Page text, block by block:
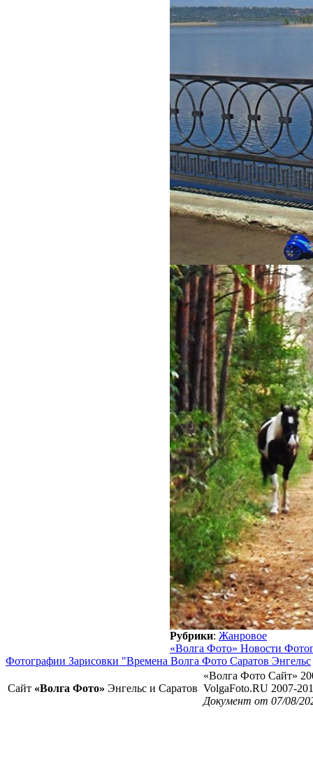
Рубрики: Жанровое
«Волга Фото» Новости
Фотографии Зарисовки "Времена Волга Фото Саратов Энгельс
Сайт «Волга Фото» Энгельс и Саратов
«Волга Фото Сайт»
VolgaFoto.RU 2007-
Документ от 07/08/